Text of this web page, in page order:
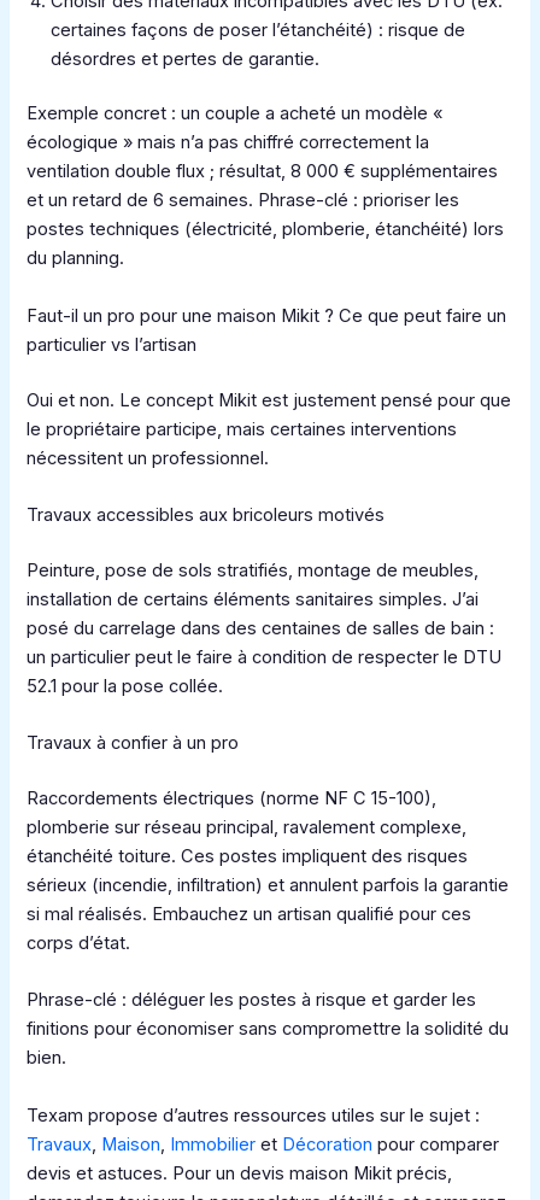
certaines façons de poser l’étanchéité) : risque de
désordres et pertes de garantie.
Exemple concret : un couple a acheté un modèle «
écologique » mais n’a pas chiffré correctement la
ventilation double flux ; résultat, 8 000 € supplémentaires
et un retard de 6 semaines. Phrase-clé : prioriser les
postes techniques (électricité, plomberie, étanchéité) lors
du planning.
Faut-il un pro pour une maison Mikit ? Ce que peut faire un
particulier vs l’artisan
Oui et non. Le concept Mikit est justement pensé pour que
le propriétaire participe, mais certaines interventions
nécessitent un professionnel.
Travaux accessibles aux bricoleurs motivés
Peinture, pose de sols stratifiés, montage de meubles,
installation de certains éléments sanitaires simples. J’ai
posé du carrelage dans des centaines de salles de bain :
un particulier peut le faire à condition de respecter le DTU
52.1 pour la pose collée.
Travaux à confier à un pro
Raccordements électriques (norme NF C 15-100),
plomberie sur réseau principal, ravalement complexe,
étanchéité toiture. Ces postes impliquent des risques
sérieux (incendie, infiltration) et annulent parfois la garantie
si mal réalisés. Embauchez un artisan qualifié pour ces
corps d’état.
Phrase-clé : déléguer les postes à risque et garder les
finitions pour économiser sans compromettre la solidité du
bien.
Texam propose d’autres ressources utiles sur le sujet :
Travaux, Maison, Immobilier et Décoration pour comparer
devis et astuces. Pour un devis maison Mikit précis,